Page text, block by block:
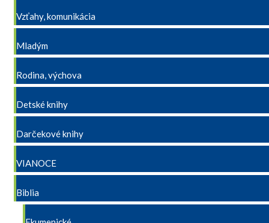
Vzťahy, komunikácia
Mladým
Rodina, výchova
Detské knihy
Darčekové knihy
VIANOCE
Biblia